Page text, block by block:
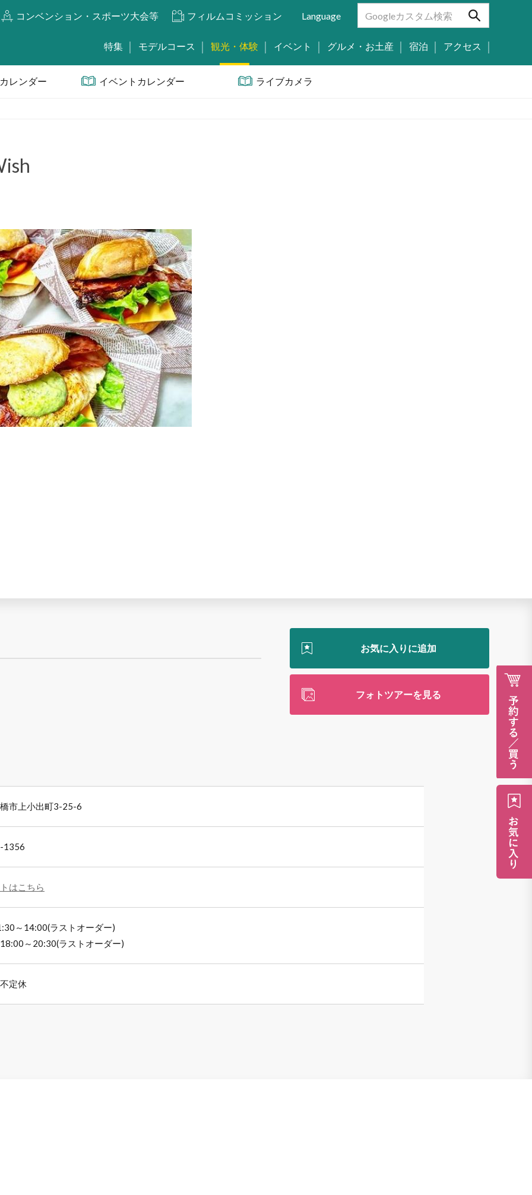
コンベンション・スポーツ大会等 フィルムコミッション Language
特集 モデルコース 観光・体験 イベント グルメ・お土産 宿泊 アクセス
レンダー イベントカレンダー ライブカメラ
フォトツアーを見る
市上小出町3-25-6
1356
はこちら
～14:00(ラストオーダー)
～20:30(ラストオーダー)
定休